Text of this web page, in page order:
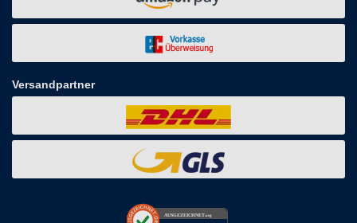
Versandpartner
AUSGEZEICHNET.org